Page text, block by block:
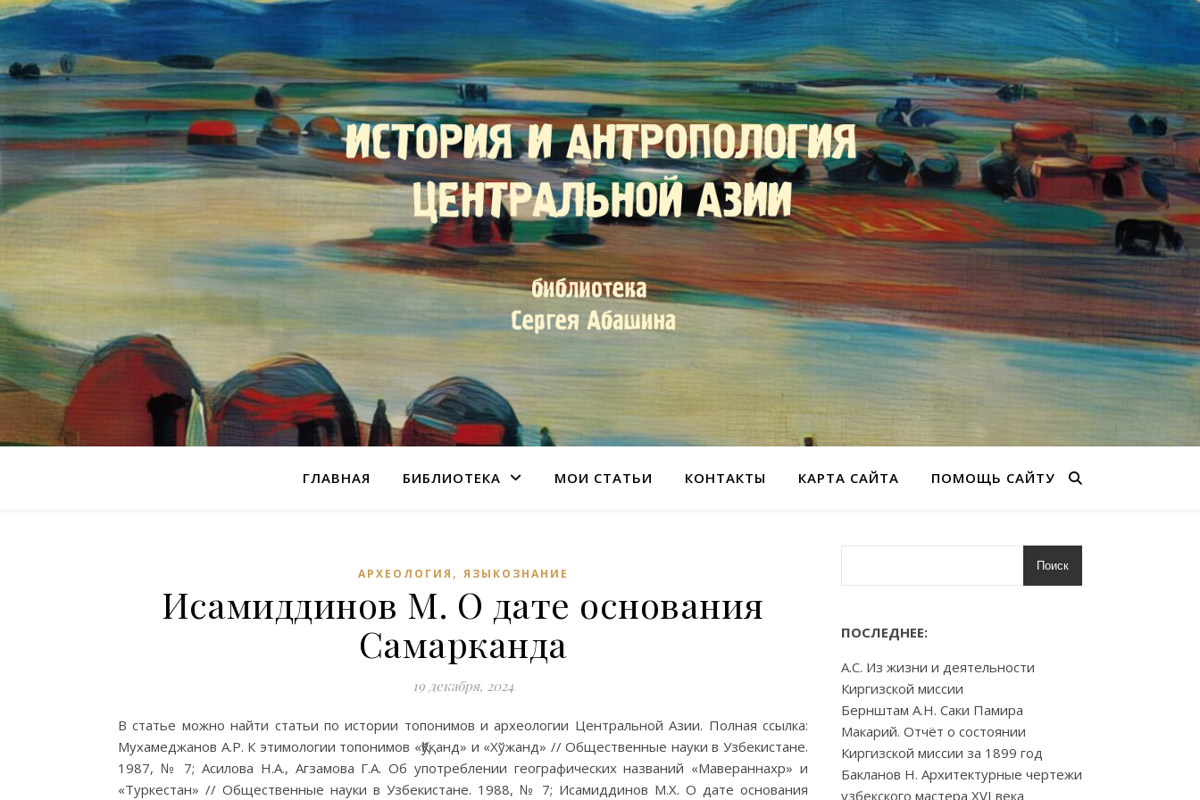
ГЛАВНАЯ БИБЛИОТЕКА МОИ СТАТЬИ КОНТАКТЫ КАРТА САЙТА ПОМОЩЬ САЙТУ
АРХЕОЛОГИЯ , ЯЗЫКОЗНАНИЕ
Исамиддинов М. О дате основания
Самарканда
19 декабря, 2024
В статье можно найти статьи по истории топонимов и археологии Центральной Азии. Полная ссылка:
Мухамеджанов А.Р. К этимологии топонимов «Қўқанд» и «Хўжанд» // Общественные науки в Узбекистане.
1987, № 7; Асилова Н.А., Агзамова Г.А. Об употреблении географических названий «Мавераннахр» и
«Туркестан» // Общественные науки в Узбекистане. 1988, № 7; Исамиддинов М.Х. О дате основания
Поиск
ПОСЛЕДНЕЕ:
А.С. Из жизни и деятельности
Киргизской миссии
Бернштам А.Н. Саки Памира
Макарий. Отчёт о состоянии
Киргизской миссии за 1899 год
Бакланов Н. Архитектурные чертежи
узбекского мастера XVI века